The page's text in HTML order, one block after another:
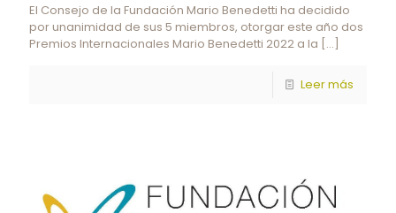
El Consejo de la Fundación Mario Benedetti ha decidido
por unanimidad de sus 5 miembros, otorgar este año dos
Premios Internacionales Mario Benedetti 2022 a la […]
Leer más